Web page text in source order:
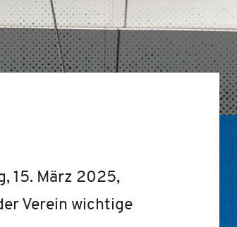
15. März 2025,
Verein wichtige